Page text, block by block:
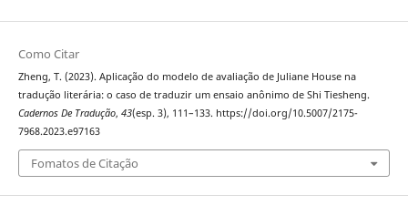
Como Citar
Zheng, T. (2023). Aplicação do modelo de avaliação de Juliane House na
tradução literária: o caso de traduzir um ensaio anônimo de Shi Tiesheng.
Cadernos De Tradução, 43(esp. 3), 111–133. https://doi.org/10.5007/2175-
7968.2023.e97163
Fomatos de Citação